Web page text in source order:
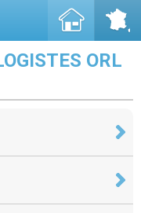
ORL